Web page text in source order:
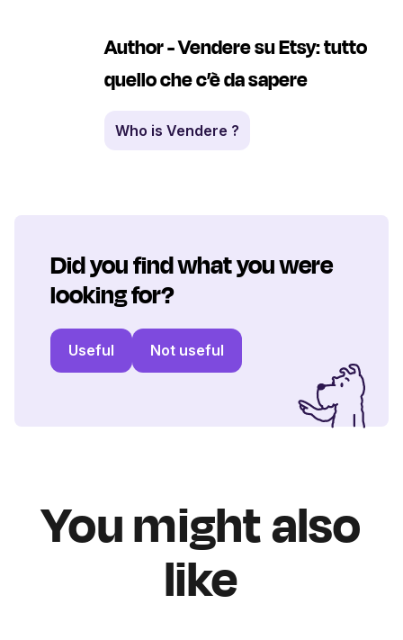
Author - Vendere su Etsy: tutto
quello che c’è da sapere
Who is Vendere ?
Did you find what you were
looking for?
Useful Not useful
You might also
like